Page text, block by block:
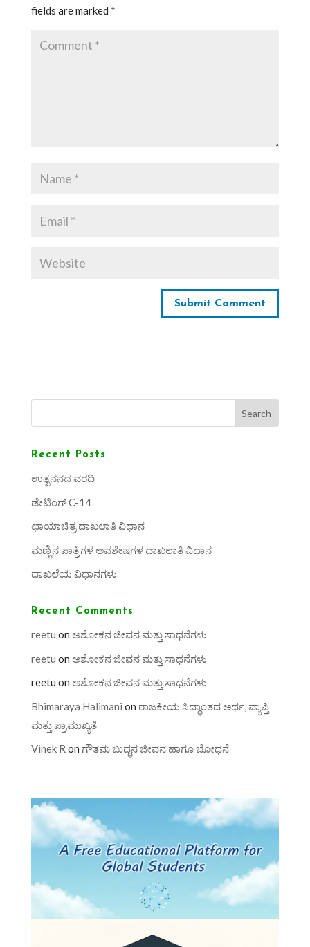
fields are marked *
Search
Recent Posts
ಉತ್ಖನನದ ವರದಿ
ಡೇಟಿಂಗ್ C-14
ಛಾಯಾಚಿತ್ರ ದಾಖಲಾತಿ ವಿಧಾನ
ಮಣ್ಣಿನ ಪಾತ್ರೆಗಳ ಅವಶೇಷಗಳ ದಾಖಲಾತಿ ವಿಧಾನ
ದಾಖಲೆಯ ವಿಧಾನಗಳು
Recent Comments
reetu on ಅಶೋಕನ ಜೀವನ ಮತ್ತು ಸಾಧನೆಗಳು
reetu on ಅಶೋಕನ ಜೀವನ ಮತ್ತು ಸಾಧನೆಗಳು
reetu on ಅಶೋಕನ ಜೀವನ ಮತ್ತು ಸಾಧನೆಗಳು
Bhimaraya Halimani on ರಾಜಕೀಯ ಸಿದ್ಧಾಂತದ ಅರ್ಥ, ವ್ಯಾಪ್ತಿ
ಮತ್ತು ಪ್ರಾಮುಖ್ಯತೆ
Vinek R on ಗೌತಮ ಬುದ್ಧನ ಜೀವನ ಹಾಗೂ ಬೋಧನೆ